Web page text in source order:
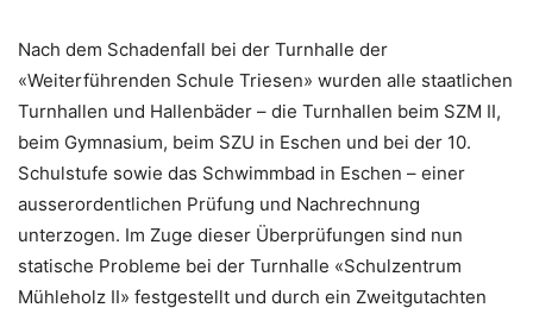
Nach dem Schadenfall bei der Turnhalle der
«Weiterführenden Schule Triesen» wurden alle staatlichen
Turnhallen und Hallenbäder – die Turnhallen beim SZM II,
beim Gymnasium, beim SZU in Eschen und bei der 10.
Schulstufe sowie das Schwimmbad in Eschen – einer
ausserordentlichen Prüfung und Nachrechnung
unterzogen. Im Zuge dieser Überprüfungen sind nun
statische Probleme bei der Turnhalle «Schulzentrum
Mühleholz II» festgestellt und durch ein Zweitgutachten